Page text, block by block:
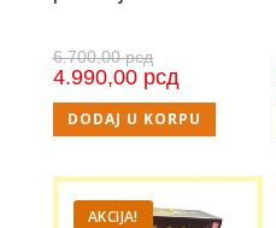
6.700,00рсд
4.990,00 рсд
DODAJ U KORPU
AKCIJA!